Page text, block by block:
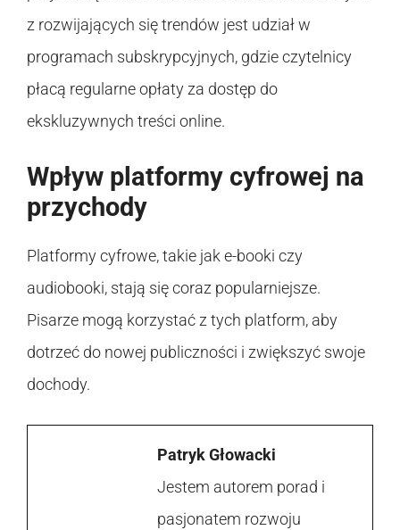
z rozwijających się trendów jest udział w
programach subskrypcyjnych, gdzie czytelnicy
płacą regularne opłaty za dostęp do
ekskluzywnych treści online.
Wpływ platformy cyfrowej na
przychody
Platformy cyfrowe, takie jak e-booki czy
audiobooki, stają się coraz popularniejsze.
Pisarze mogą korzystać z tych platform, aby
dotrzeć do nowej publiczności i zwiększyć swoje
dochody.
Patryk Głowacki
Jestem autorem porad i
pasjonatem rozwoju